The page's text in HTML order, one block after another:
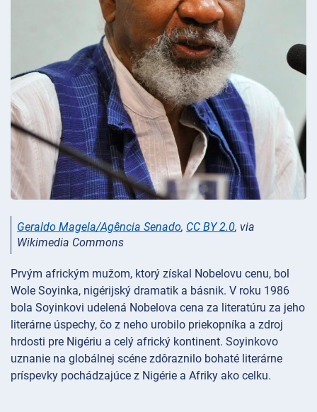
Geraldo Magela/Agência Senado, CC BY 2.0, via
Wikimedia Commons
Prvým africkým mužom, ktorý získal Nobelovu cenu, bol
Wole Soyinka, nigérijský dramatik a básnik. V roku 1986
bola Soyinkovi udelená Nobelova cena za literatúru za jeho
literárne úspechy, čo z neho urobilo priekopníka a zdroj
hrdosti pre Nigériu a celý africký kontinent. Soyinkovo
uznanie na globálnej scéne zdôraznilo bohaté literárne
príspevky pochádzajúce z Nigérie a Afriky ako celku.